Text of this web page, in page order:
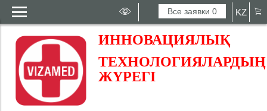
Все заявки0 KZ
ИННОВАЦИЯЛЫҚ
ТЕХНОЛОГИЯЛАРДЫҢ
ЖҮРЕГІ